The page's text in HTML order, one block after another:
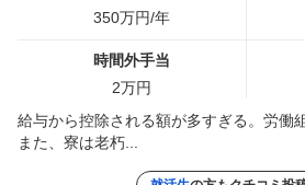
350万円/年
時間外手当
2万円
給与から控除される額が多すぎる。労働
また、寮は老朽...